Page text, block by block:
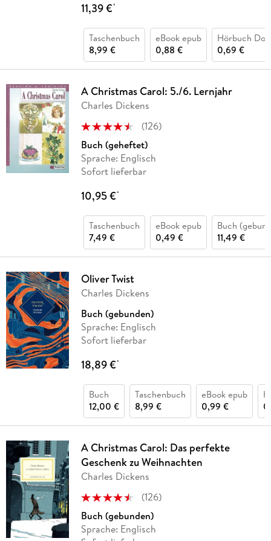
11,39 €*
Taschenbuch
8,99 €
eBook epub
0,88 €
Hörbuch
0,69 €
A Christmas Carol: 5./6. Lernjahr
Charles Dickens
(126)
Buch (geheftet)
Sprache: Englisch
Sofort lieferbar
10,95 €*
Taschenbuch
7,49 €
eBook epub
0,49 €
Buch
11,49 €
Oliver Twist
Charles Dickens
Buch (gebunden)
Sprache: Englisch
Sofort lieferbar
18,89 €*
Buch
12,00 €
Taschenbuch
8,99 €
eBook epub
0,99 €
A Christmas Carol: Das perfekte
Geschenk zu Weihnachten
Charles Dickens
(126)
Buch (gebunden)
Sprache: Englisch